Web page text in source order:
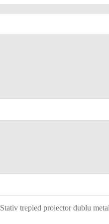
Stativ trepied proiector dublu